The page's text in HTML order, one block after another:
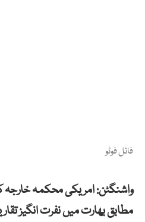
فائل فوٹو
واشنگٹن: امریکی محکمہ
مطابق بھارت میں نفرت انگیز